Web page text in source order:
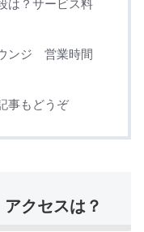
は？サービス料
ンジ 営業時間
事もどうぞ
クセスは？